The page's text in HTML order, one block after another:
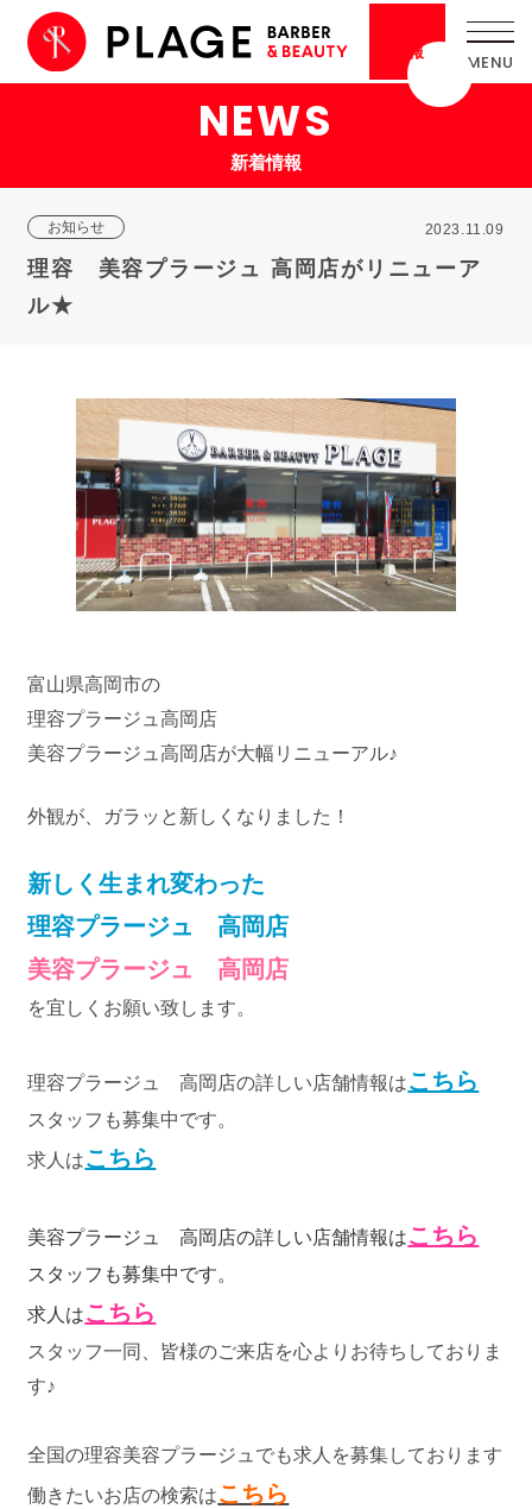
情報
NEWS
新着情報
お知らせ
理容 美容プラージュ 高岡店がリニューア
ル★
2023.11.09
富山県高岡市の
理容プラージュ高岡店
美容プラージュ高岡店が大幅リニューアル♪
外観が、ガラッと新しくなりました！
新しく生まれ変わった
理容プラージュ 高岡店
美容プラージュ 高岡店
を宜しくお願い致します。
理容プラージュ 高岡店の詳しい店舗情報はこちら
スタッフも募集中です。
求人はこちら
美容プラージュ 高岡店の詳しい店舗情報はこちら
スタッフも募集中です。
求人はこちら
スタッフ一同、皆様のご来店を心よりお待ちしておりま
す♪
全国の理容美容プラージュでも求人を募集しております
働きたいお店の検索はこちら